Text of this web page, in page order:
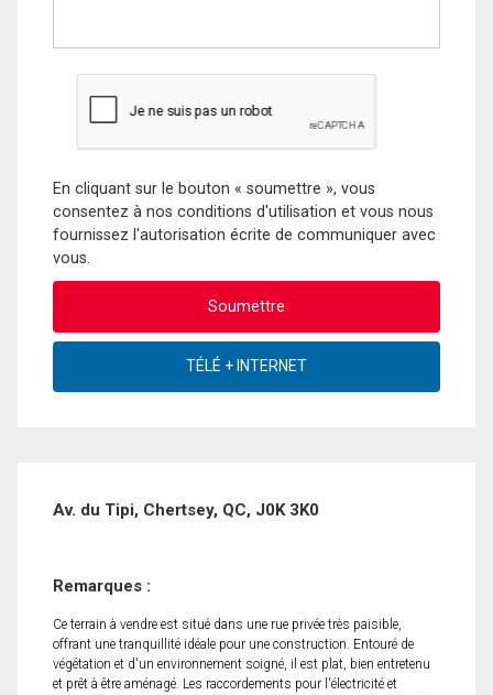
En cliquant sur le bouton « soumettre », vous
consentez à nos conditions d'utilisation et vous nous
fournissez l'autorisation écrite de communiquer avec
vous.
Av. du Tipi, Chertsey, QC, J0K 3K0
Remarques :
Ce terrain à vendre est situé dans une rue privée très paisible,
offrant une tranquillité idéale pour une construction. Entouré de
végétation et d'un environnement soigné, il est plat, bien entretenu
et prêt à être aménagé. Les raccordements pour l'électricité et